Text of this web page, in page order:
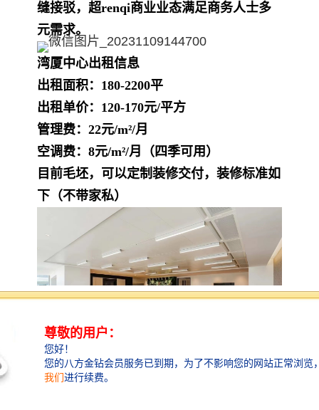
缝接驳，超renqi商业业态满足商务人士多
元需求。
湾厦中心出租信息
出租面积：180-2200平
出租单价： 120-170元/平方
管理费：22元/m²/月
空调费：8元/m²/月（四季可用）
目前毛坯，可以定制装修交付，装修标准如
下（不带家私）